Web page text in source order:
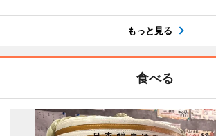
もっと見る
食べる